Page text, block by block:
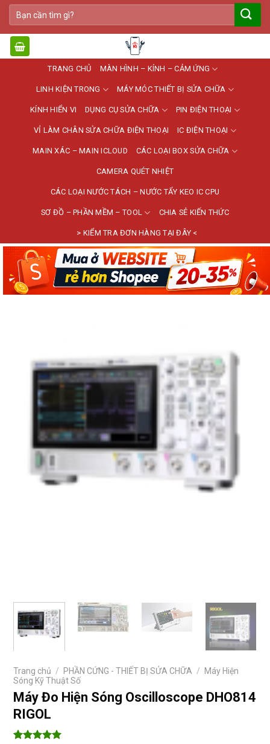
Bỏ
qua
nội
dung
Tìm
kiếm:
TRANG CHỦ MÀN HÌNH – KÍNH – CẢM ỨNG
LINH KIỆN TRONG MÁY MÓC THIẾT BỊ SỬA CHỮA
KÍNH HIỂN VI DỤNG CỤ SỬA CHỮA PIN ĐIỆN THOẠI
VỈ LÀM CHÂN SỬA CHỮA ĐIỆN THOẠI IC ĐIỆN THOẠI
MAIN XÁC – MAIN ICLOUD CÁC LOẠI BOX SỬA CHỮA
CAMERA QUÉT NHIỆT
CÁC LOẠI NƯỚC TÁCH – NƯỚC TẨY KEO IC CPU
SƠ ĐỒ – PHẦN MỀM – TOOL CHIA SẺ KIẾN THỨC
> KIỂM TRA ĐƠN HÀNG TẠI ĐÂY <
Trang chủ / PHẦN CỨNG - THIẾT BỊ SỬA CHỮA /
Máy Hiện
Sóng Kỹ Thuật Số
Máy Đo Hiện Sóng Oscilloscope DHO814
RIGOL